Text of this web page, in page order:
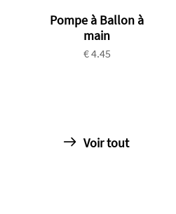
Pompe à Ballon à
main
€ 4.45
Voir tout